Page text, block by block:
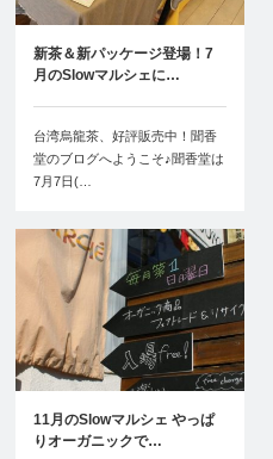
新茶＆新パッケージ登場！7
月のSlowマルシェに…
台湾烏龍茶、好評販売中！聞香
堂のブログへようこそ♪聞香堂は
7月7日(…
11月のSlowマルシェ やっぱ
りオーガニックで…